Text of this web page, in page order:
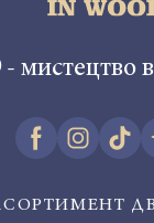
- мистецтво